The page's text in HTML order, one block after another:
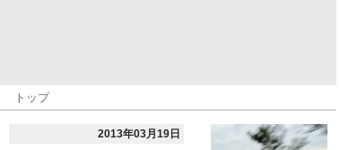
トップ
2013年03月19日